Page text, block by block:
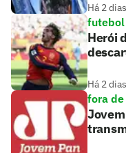
Há 2 dias
futebol
Herói
Há 2 dias
fora